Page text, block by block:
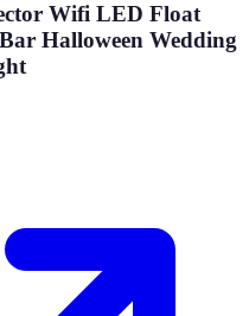
Wifi LED Float
Halloween Wedding